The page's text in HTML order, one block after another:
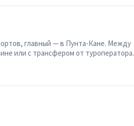
главный — в Пунта-Кане. Между
или с трансфером от туроператора.